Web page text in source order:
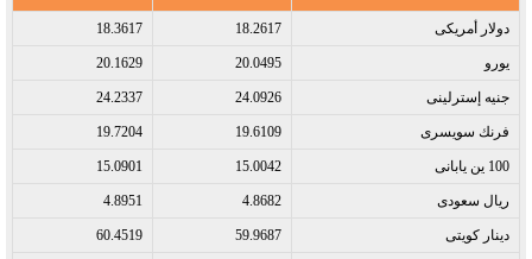
دولار أمريكى​ 18.2617
18.3617
يورو​ 20.0495
20.1629
جنيه إسترلينى​ 24.0926
24.2337
فرنك سويسرى​ 19.6109
19.7204
100 ين يابانى​ 15.0042
15.0901
ريال سعودى​ 4.8682
4.8951
دينار كويتى​ 59.9687
60.4519